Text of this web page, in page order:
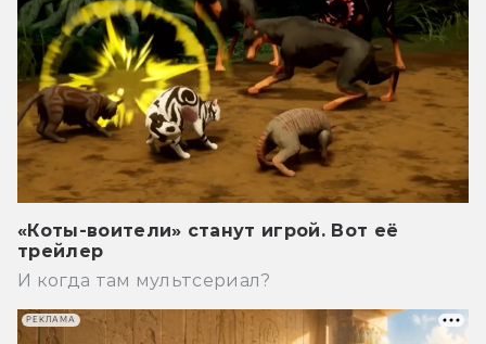
«Коты-воители» станут игрой. Вот её
трейлер
И когда там мультсериал?
РЕКЛАМА